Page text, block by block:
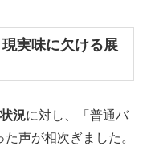
実味に欠ける展
況に対し、「普通バ
声が相次ぎました。